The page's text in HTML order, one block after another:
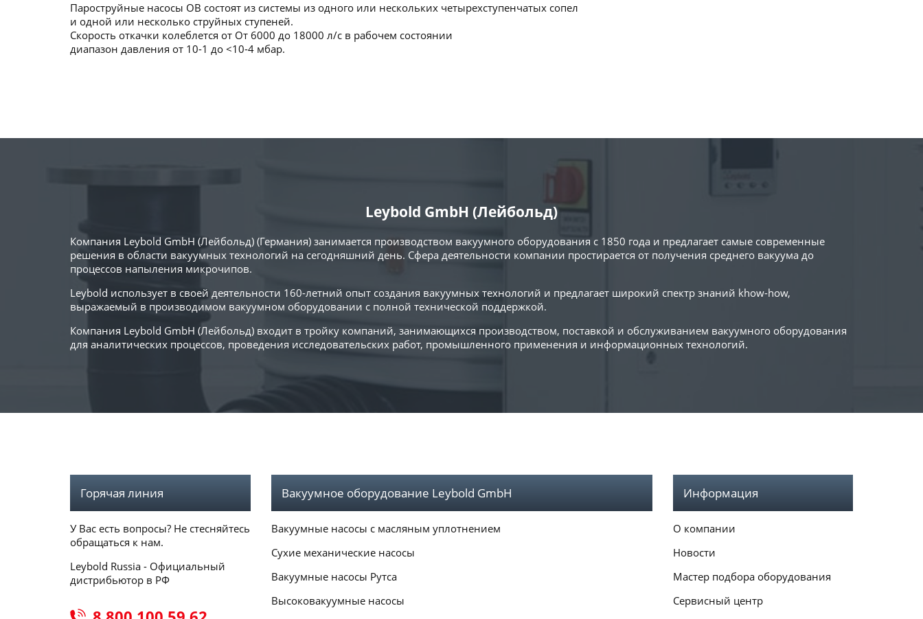
Пароструйные насосы OB состоят из системы из одного или нескольких четырехступенчатых сопел
и одной или несколько струйных ступеней.
Скорость откачки колеблется от От 6000 до 18000 л/с в рабочем состоянии
диапазон давления от 10-1 до <10-4 мбар.
Leybold GmbH (Лейбольд)
Компания Leybold GmbH (Лейбольд) (Германия) занимается производством вакуумного оборудования с 1850 года и предлагает самые современные
решения в области вакуумных технологий на сегодняшний день. Сфера деятельности компании простирается от получения среднего вакуума до
процессов напыления микрочипов.
Leybold использует в своей деятельности 160-летний опыт создания вакуумных технологий и предлагает широкий спектр знаний khow-how,
выражаемый в производимом вакуумном оборудовании с полной технической поддержкой.
Компания Leybold GmbH (Лейбольд) входит в тройку компаний, занимающихся производством, поставкой и обслуживанием вакуумного оборудования
для аналитических процессов, проведения исследовательских работ, промышленного применения и информационных технологий.
Горячая линия
У Вас есть вопросы? Не стесняйтесь
обращаться к нам.
Leybold Russia - Официальный
дистрибьютор в РФ
Вакуумное оборудование Leybold GmbH
Вакуумные насосы с масляным уплотнением
Сухие механические насосы
Вакуумные насосы Рутса
Высоковакуумные насосы
Информация
О компании
Новости
Мастер подбора оборудования
Сервисный центр